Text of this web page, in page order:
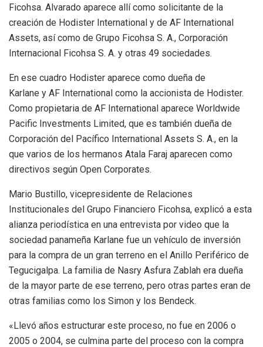
Ficohsa. Alvarado aparece allí como solicitante de la
creación de Hodister International y de AF International
Assets, así como de Grupo Ficohsa S. A., Corporación
Internacional Ficohsa S. A. y otras 49 sociedades.
En ese cuadro Hodister aparece como dueña de
Karlane y AF International como la accionista de Hodister.
Como propietaria de AF International aparece Worldwide
Pacific Investments Limited, que es también dueña de
Corporación del Pacífico International Assets S. A., en la
que varios de los hermanos Atala Faraj aparecen como
directivos según Open Corporates.
Mario Bustillo, vicepresidente de Relaciones
Institucionales del Grupo Financiero Ficohsa, explicó a esta
alianza periodística en una entrevista por video que la
sociedad panameña Karlane fue un vehículo de inversión
para la compra de un gran terreno en el Anillo Periférico de
Tegucigalpa. La familia de Nasry Asfura Zablah era dueña
de la mayor parte de ese terreno, pero otras partes eran de
otras familias como los Simon y los Bendeck.
«Llevó años estructurar este proceso, no fue en 2006 o
2005 o 2004, se culmina parte del proceso con la compra